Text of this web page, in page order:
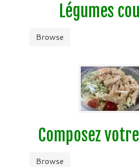
Légumes
Browse
Composez
Browse